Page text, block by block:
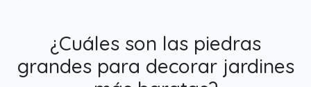
¿Cuáles son las piedras
grandes para decorar jardines